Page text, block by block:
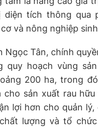
tích thông qua
và nông nghiệp
Ngọc Tân, chính
quy hoạch vùng
200 ha, trong
cho sản xuất rau hữu
lợi hơn cho quản lý,
lượng và tổ